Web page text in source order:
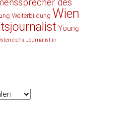
des
Weiterbildung Wien
Young
Journalist:in